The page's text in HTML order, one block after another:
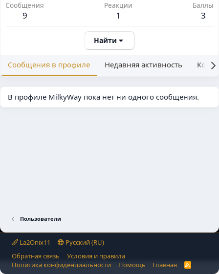
Сообщения
9
Реакции
1
Баллы
3
Найти
Сообщения в профиле Недавняя активность
В профиле MilkyWay пока нет ни одного сообщения.
Пользователи
La2Onix11
Русский (RU)
Обратная связь
Условия и правила
Политика конфиденциальности
Помощь Главная
R